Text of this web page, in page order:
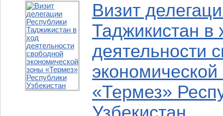
Визит
Таджикистан в
деятельности
«Термез»